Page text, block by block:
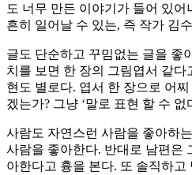
도 너무 만든 이야기가 들어 있어
흔히 일어날 수 있는, 즉 작가 김
글도 단순하고 꾸밈없는 글을 좋
치를 보면 한 장의 그림엽서 같
현도 별로다. 엽서 한 장으로 어
겠는가? 그냥 ‘말로 표현 할 수 없
사람도 자연스런 사람을 좋아하
사람을 좋아한다. 반대로 남편은
아한다고 흉을 본다. 또 솔직하고